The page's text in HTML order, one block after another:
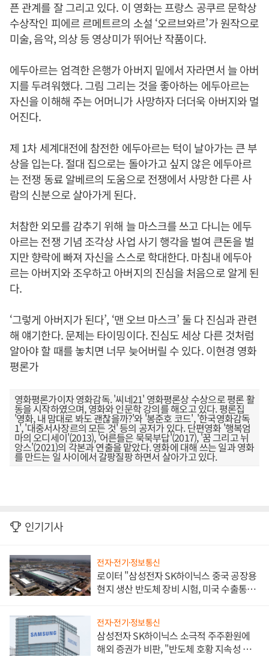
픈 관계를 잘 그리고 있다. 이 영화는 프랑스 공쿠르 문학상
수상작인 피에르 르메트르의 소설 ‘오르브와르’가 원작으로
미술, 음악, 의상 등 영상미가 뛰어난 작품이다.
에두아르는 엄격한 은행가 아버지 밑에서 자라면서 늘 아버
지를 두려워했다. 그림 그리는 것을 좋아하는 에두아르는
자신을 이해해 주는 어머니가 사망하자 더더욱 아버지와 멀
어진다.
제 1차 세계대전에 참전한 에두아르는 턱이 날아가는 큰 부
상을 입는다. 절대 집으로는 돌아가고 싶지 않은 에두아르
는 전쟁 동료 알베르의 도움으로 전쟁에서 사망한 다른 사
람의 신분으로 살아가게 된다.
처참한 외모를 감추기 위해 늘 마스크를 쓰고 다니는 에두
아르는 전쟁 기념 조각상 사업 사기 행각을 벌여 큰돈을 벌
지만 향락에 빠져 자신을 스스로 학대한다. 마침내 에두아
르는 아버지와 조우하고 아버지의 진심을 처음으로 알게 된
다.
‘그렇게 아버지가 된다’, ‘맨 오브 마스크’ 둘 다 진심과 관련
해 얘기한다. 문제는 타이밍이다. 진심도 세상 다른 것처럼
알아야 할 때를 놓치면 너무 늦어버릴 수 있다. 이현경 영화
평론가
영화평론가이자 영화감독. '씨네21' 영화평론상 수상으로 평론 활
동을 시작하였으며, 영화와 인문학 강의를 해오고 있다. 평론집
'영화, 내 맘대로 봐도 괜찮을까?'와 '봉준호 코드', '한국영화감독
1', '대중서사장르의 모든 것' 등의 공저가 있다. 단편영화 '행복엄
마의 오디세이'(2013), '어른들은 묵묵부답'(2017), '꿈 그리고 뉘
앙스'(2021)의 각본과 연출을 맡았다. 영화에 대해 쓰는 일과 영화
를 만드는 일 사이에서 갈팡질팡 하면서 살아가고 있다.
인기기사
전자·전기·정보통신
로이터 "삼성전자 SK하이닉스 중국 공장용
현지 생산 반도체 장비 시험, 미국 수출통제
전자·전기·정보통신
삼성전자 SK하이닉스 소극적 주주환원에
해외 증권가 비판, "반도체 호황 지속성 의